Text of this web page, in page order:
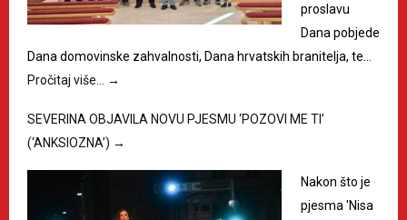
proslavu
Dana pobjede
Dana domovinske zahvalnosti, Dana hrvatskih branitelja, te…
Pročitaj više…
→
SEVERINA OBJAVILA NOVU PJESMU ‘POZOVI ME TI’
(‘ANKSIOZNA’) →
Nakon što je
pjesma 'Nisa